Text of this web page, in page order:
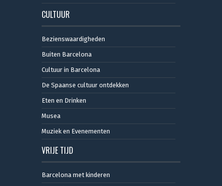
CULTUUR
Bezienswaardigheden
Buiten Barcelona
Cultuur in Barcelona
De Spaanse cultuur ontdekken
Eten en Drinken
Musea
Muziek en Evenementen
VRIJE TIJD
Barcelona met kinderen